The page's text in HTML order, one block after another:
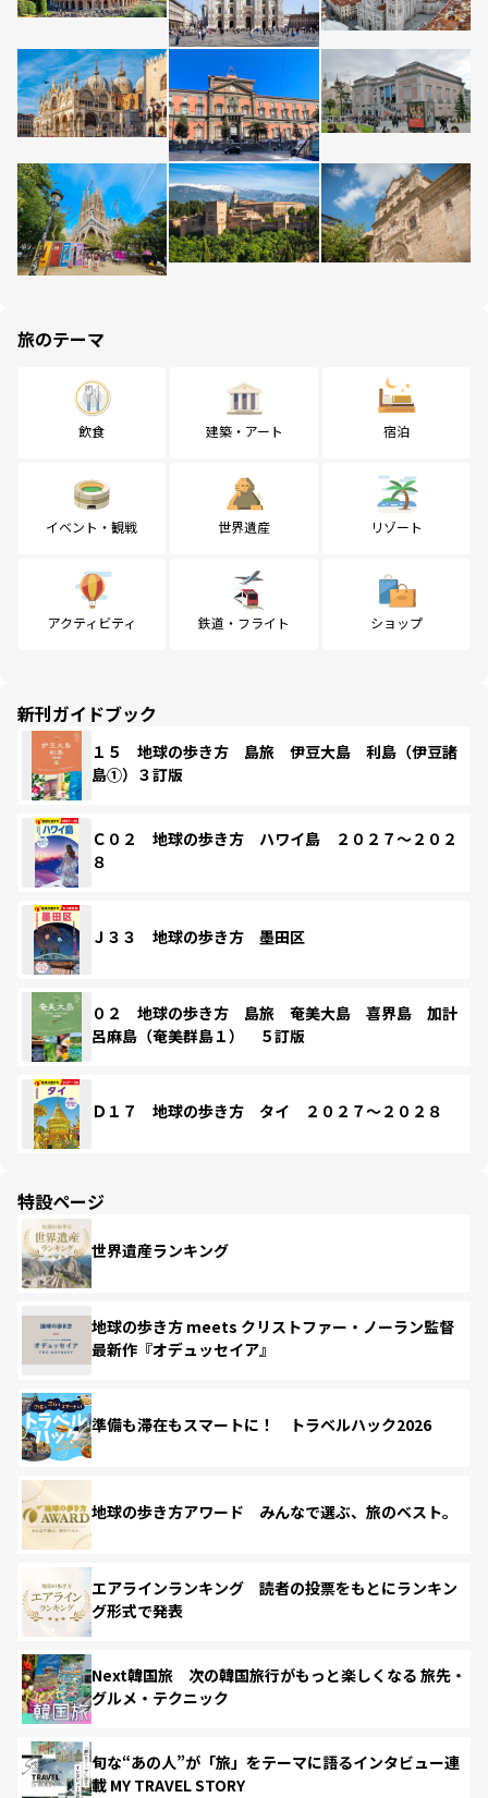
旅のテーマ
飲食 建築・アート 宿泊
イベント・観戦 世界遺産 リゾート
アクティビティ 鉄道・フライト ショップ
新刊ガイドブック
１５ 地球の歩き方 島旅 伊豆大島 利島（伊豆諸
島①）３訂版
Ｃ０２ 地球の歩き方 ハワイ島 ２０２７～２０２
８
Ｊ３３ 地球の歩き方 墨田区
０２ 地球の歩き方 島旅 奄美大島 喜界島 加計
呂麻島（奄美群島１） ５訂版
Ｄ１７ 地球の歩き方 タイ ２０２７～２０２８
特設ページ
世界遺産ランキング
地球の歩き方 meets クリストファー・ノーラン監督
最新作『オデュッセイア』
準備も滞在もスマートに！ トラベルハック2026
地球の歩き方アワード みんなで選ぶ、旅のベスト。
エアラインランキング 読者の投票をもとにランキン
グ形式で発表
Next韓国旅 次の韓国旅行がもっと楽しくなる 旅先・
グルメ・テクニック
旬な“あの人”が「旅」をテーマに語るインタビュー連
載 MY TRAVEL STORY